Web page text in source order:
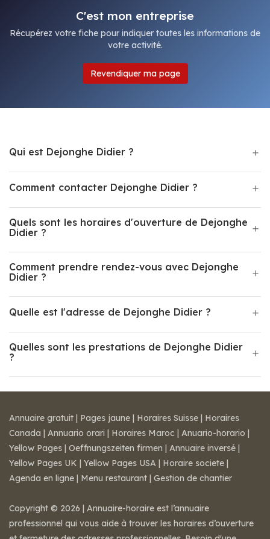
C'est mon entreprise
Récupérez votre fiche pour indiquer toutes les informations de
votre activité.
Revendiquer ma page
Qui est Dejonghe Didier ?
Comment contacter Dejonghe Didier ?
Quels sont les horaires d'ouverture de Dejonghe
Didier ?
Comment prendre rendez-vous avec Dejonghe
Didier ?
Quelle est l'adresse de Dejonghe Didier ?
Quelles sont les prestations de Dejonghe Didier
?
Annuaire gratuit | Pages jaune | Horaires Suisse | Horaires
Canada | Annuario orari | Horaires Maroc | Anuario-horario |
Yellow Pages | Oeffnungszeiten firmen | Annuaire inversé |
Yellow Pages UK | Yellow Pages USA | Horaire societe |
Agenda en ligne | Menu restaurant | Gestion de chantier
Copyright © 2026 | Annuaire-horaire est l’annuaire
professionnel qui vous aide à trouver les horaires d’ouverture